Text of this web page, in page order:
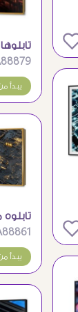
0
يبدأ
0
شريحة
يبدأ